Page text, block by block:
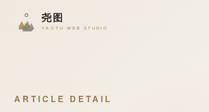
ARTICLE DETAIL